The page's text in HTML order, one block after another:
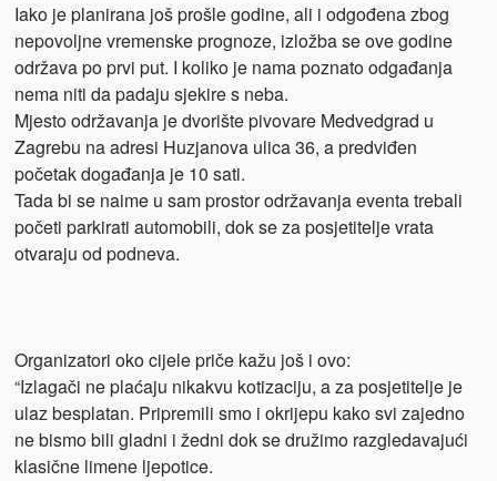
Iako je planirana još prošle godine, ali i odgođena zbog
nepovoljne vremenske prognoze, izložba se ove godine
održava po prvi put. I koliko je nama poznato odgađanja
nema niti da padaju sjekire s neba.
Mjesto održavanja je dvorište pivovare Medvedgrad u
Zagrebu na adresi Huzjanova ulica 36, a predviđen
početak događanja je 10 sati.
Tada bi se naime u sam prostor održavanja eventa trebali
početi parkirati automobili, dok se za posjetitelje vrata
otvaraju od podneva.
Organizatori oko cijele priče kažu još i ovo:
“Izlagači ne plaćaju nikakvu kotizaciju, a za posjetitelje je
ulaz besplatan. Pripremili smo i okrijepu kako svi zajedno
ne bismo bili gladni i žedni dok se družimo razgledavajući
klasične limene ljepotice.